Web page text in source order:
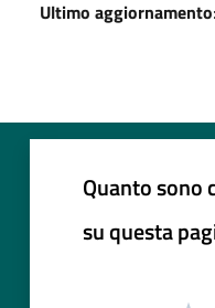
Ultimo aggiornamento
Quanto sono
su questa